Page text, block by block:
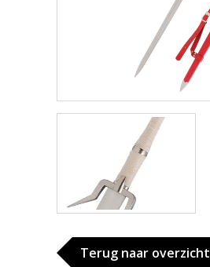
Terug naar overzicht